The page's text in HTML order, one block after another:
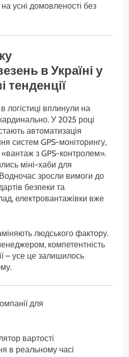
усні домовленості без
в Україні у
тенденції
логістиці вплинули на
У 2025 році
автоматизація
систем GPS-моніторингу,
«вантаж з GPS-контролем».
міні-хаби для
зросли вимоги до
безпеки та
електровантажівки вже
людського фактору.
компетентність
– усе це залишилось
для
вартості
в реальному часі